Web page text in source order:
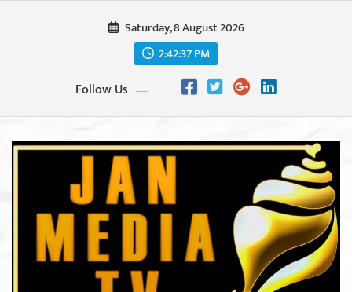
Saturday, 8 August 2026
2:42:39 PM
Follow Us